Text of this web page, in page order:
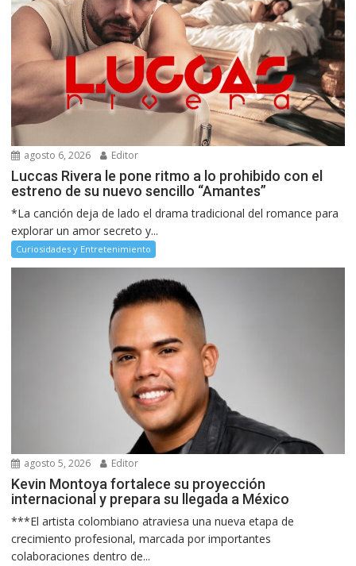
agosto 6, 2026 Editor
Luccas Rivera le pone ritmo a lo prohibido con el
estreno de su nuevo sencillo “Amantes”
*La canción deja de lado el drama tradicional del romance para
explorar un amor secreto y...
Curiosidades y Entretenimiento
agosto 5, 2026 Editor
Kevin Montoya fortalece su proyección
internacional y prepara su llegada a México
***El artista colombiano atraviesa una nueva etapa de
crecimiento profesional, marcada por importantes
colaboraciones dentro de...